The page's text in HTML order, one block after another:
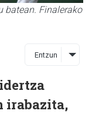
batean. Finalerako
Entzun
irabazita,